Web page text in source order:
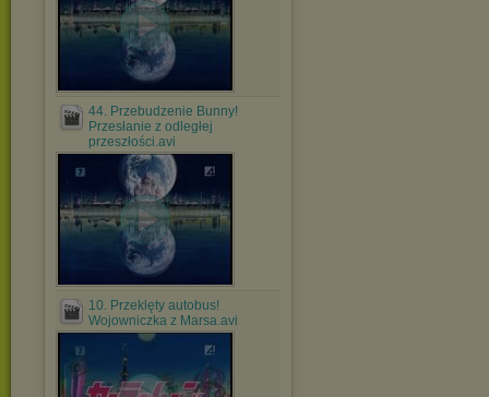
44. Przebudzenie Bunny!
Przesłanie z odległej
przeszłości.avi
10. Przeklęty autobus!
Wojowniczka z Marsa.avi